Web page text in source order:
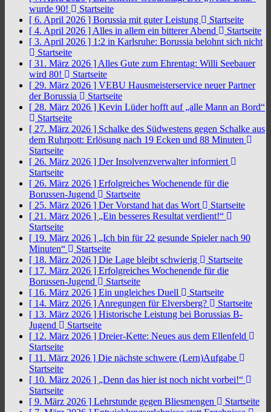
wurde 90!
Startseite
[ 6. April 2026 ] Borussia mit guter Leistung
Startseite
[ 4. April 2026 ] Alles in allem ein bitterer Abend
Startseite
[ 3. April 2026 ] 1:2 in Karlsruhe: Borussia belohnt sich nicht
Startseite
[ 31. März 2026 ] Alles Gute zum Ehrentag: Willi Seebauer
wird 80!
Startseite
[ 29. März 2026 ] VEBU Hausmeisterservice neuer Partner
der Borussia
Startseite
[ 28. März 2026 ] Kevin Lüder hofft auf „alle Mann an Bord“
Startseite
[ 27. März 2026 ] Schalke des Südwestens gegen Schalke aus
dem Ruhrpott: Erlösung nach 19 Ecken und 88 Minuten
Startseite
[ 26. März 2026 ] Der Insolvenzverwalter informiert
Startseite
[ 26. März 2026 ] Erfolgreiches Wochenende für die
Borussen-Jugend
Startseite
[ 25. März 2026 ] Der Vorstand hat das Wort
Startseite
[ 21. März 2026 ] „Ein besseres Resultat verdient!“
Startseite
[ 19. März 2026 ] „Ich bin für 22 gesunde Spieler nach 90
Minuten“
Startseite
[ 18. März 2026 ] Die Lage bleibt schwierig
Startseite
[ 17. März 2026 ] Erfolgreiches Wochenende für die
Borussen-Jugend
Startseite
[ 16. März 2026 ] Ein ungleiches Duell
Startseite
[ 14. März 2026 ] Anregungen für Elversberg?
Startseite
[ 13. März 2026 ] Historische Leistung bei Borussias B-
Jugend
Startseite
[ 12. März 2026 ] Dreier-Kette: Neues aus dem Ellenfeld
Startseite
[ 11. März 2026 ] Die nächste schwere (Lern)Aufgabe
Startseite
[ 10. März 2026 ] „Denn das hier ist noch nicht vorbei!“
Startseite
[ 9. März 2026 ] Lehrstunde gegen Bliesmengen
Startseite